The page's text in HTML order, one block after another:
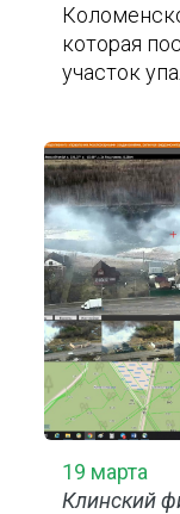
которая
участок
19 марта
Клинский